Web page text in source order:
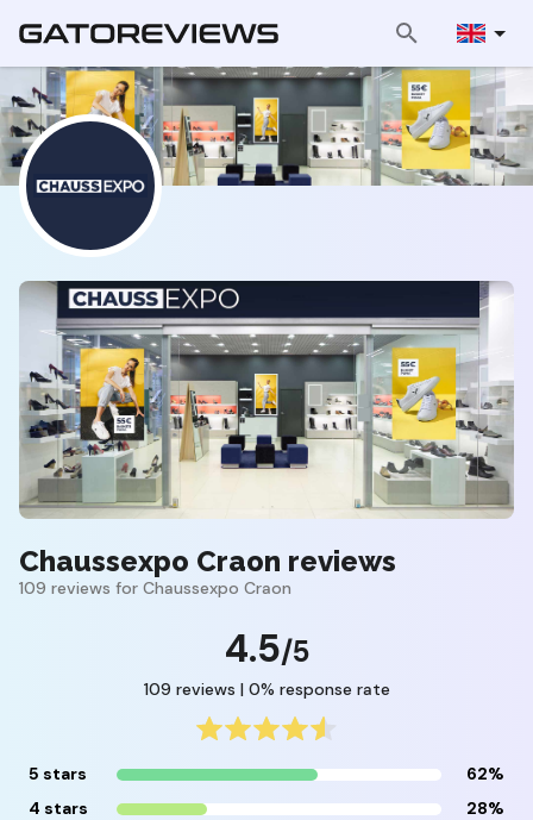
Chaussexpo Craon reviews
109 reviews for Chaussexpo Craon
4.5/5
109 reviews | 0% response rate
5 stars
62%
4 stars
28%